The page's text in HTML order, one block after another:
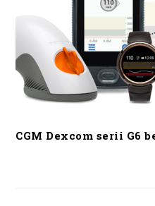
CGM Dexcom serii G6